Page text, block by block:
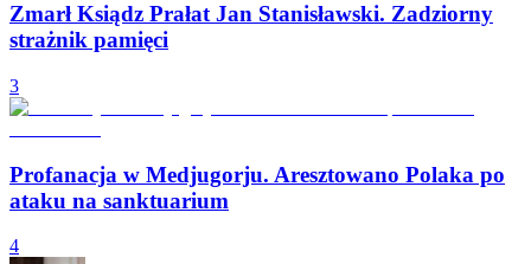
Zmarł Ksiądz Prałat Jan Stanisławski. Zadziorny
strażnik pamięci
3
Profanacja w Medjugorju. Aresztowano Polaka po
ataku na sanktuarium
4